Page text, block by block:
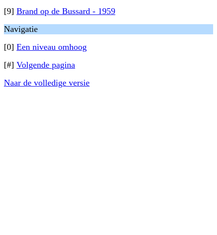
[9] Brand op de Bussard - 1959
Navigatie
[0] Een niveau omhoog
[#] Volgende pagina
Naar de volledige versie